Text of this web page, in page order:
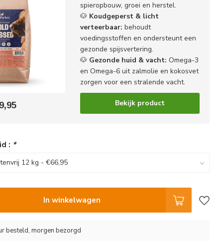
spieropbouw, groei en herstel.
🐶 Koudgeperst & licht
verteerbaar: behoudt
voedingsstoffen en ondersteunt een
gezonde spijsvertering.
🐶 Gezonde huid & vacht: Omega-3
en Omega-6 uit zalmolie en kokosvet
zorgen voor een stralende vacht.
Bekijk product
: *
In winkelwagen
besteld, morgen bezorgd